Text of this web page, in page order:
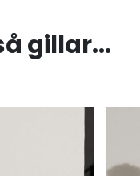
gillar...